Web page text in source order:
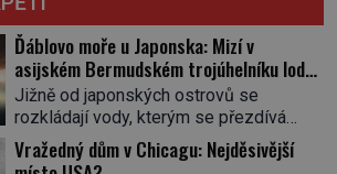
Ďáblovo moře u Japonska: Mizí v
asijském Bermudském trojúhelníku lodě
ve spárech neznámé síly?
Jižně od japonských ostrovů se
rozkládají vody, kterým se přezdívá
Ďáblovo moře. Vypráví se o lodích
mizejících beze stopy, podivných
Vražedný dům v Chicagu: Nejděsivější